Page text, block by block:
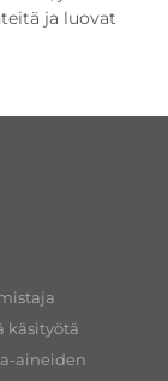
ja luovat
käsityötä
aineiden